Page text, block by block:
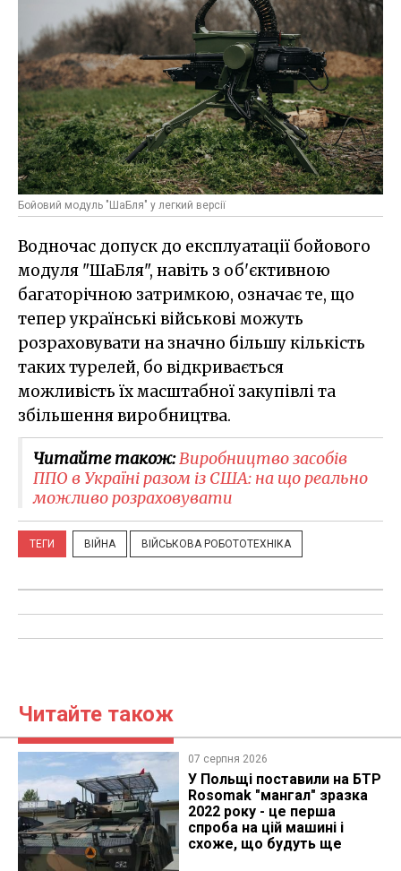
Бойовий модуль "ШаБля" у легкий версії
Водночас допуск до експлуатації бойового
модуля "ШаБля", навіть з об'єктивною
багаторічною затримкою, означає те, що
тепер українські військові можуть
розраховувати на значно більшу кількість
таких турелей, бо відкривається
можливість їх масштабної закупівлі та
збільшення виробництва.
Читайте також:Виробництво засобів
ППО в Україні разом із США: на що реально
можливо розраховувати
ТЕГИ ВІЙНА ВІЙСЬКОВА РОБОТОТЕХНІКА
Читайте також
07 серпня 2026
У Польщі поставили на БТР
Rosomak "мангал" зразка
2022 року - це перша
спроба на цій машині і
схоже, що будуть ще